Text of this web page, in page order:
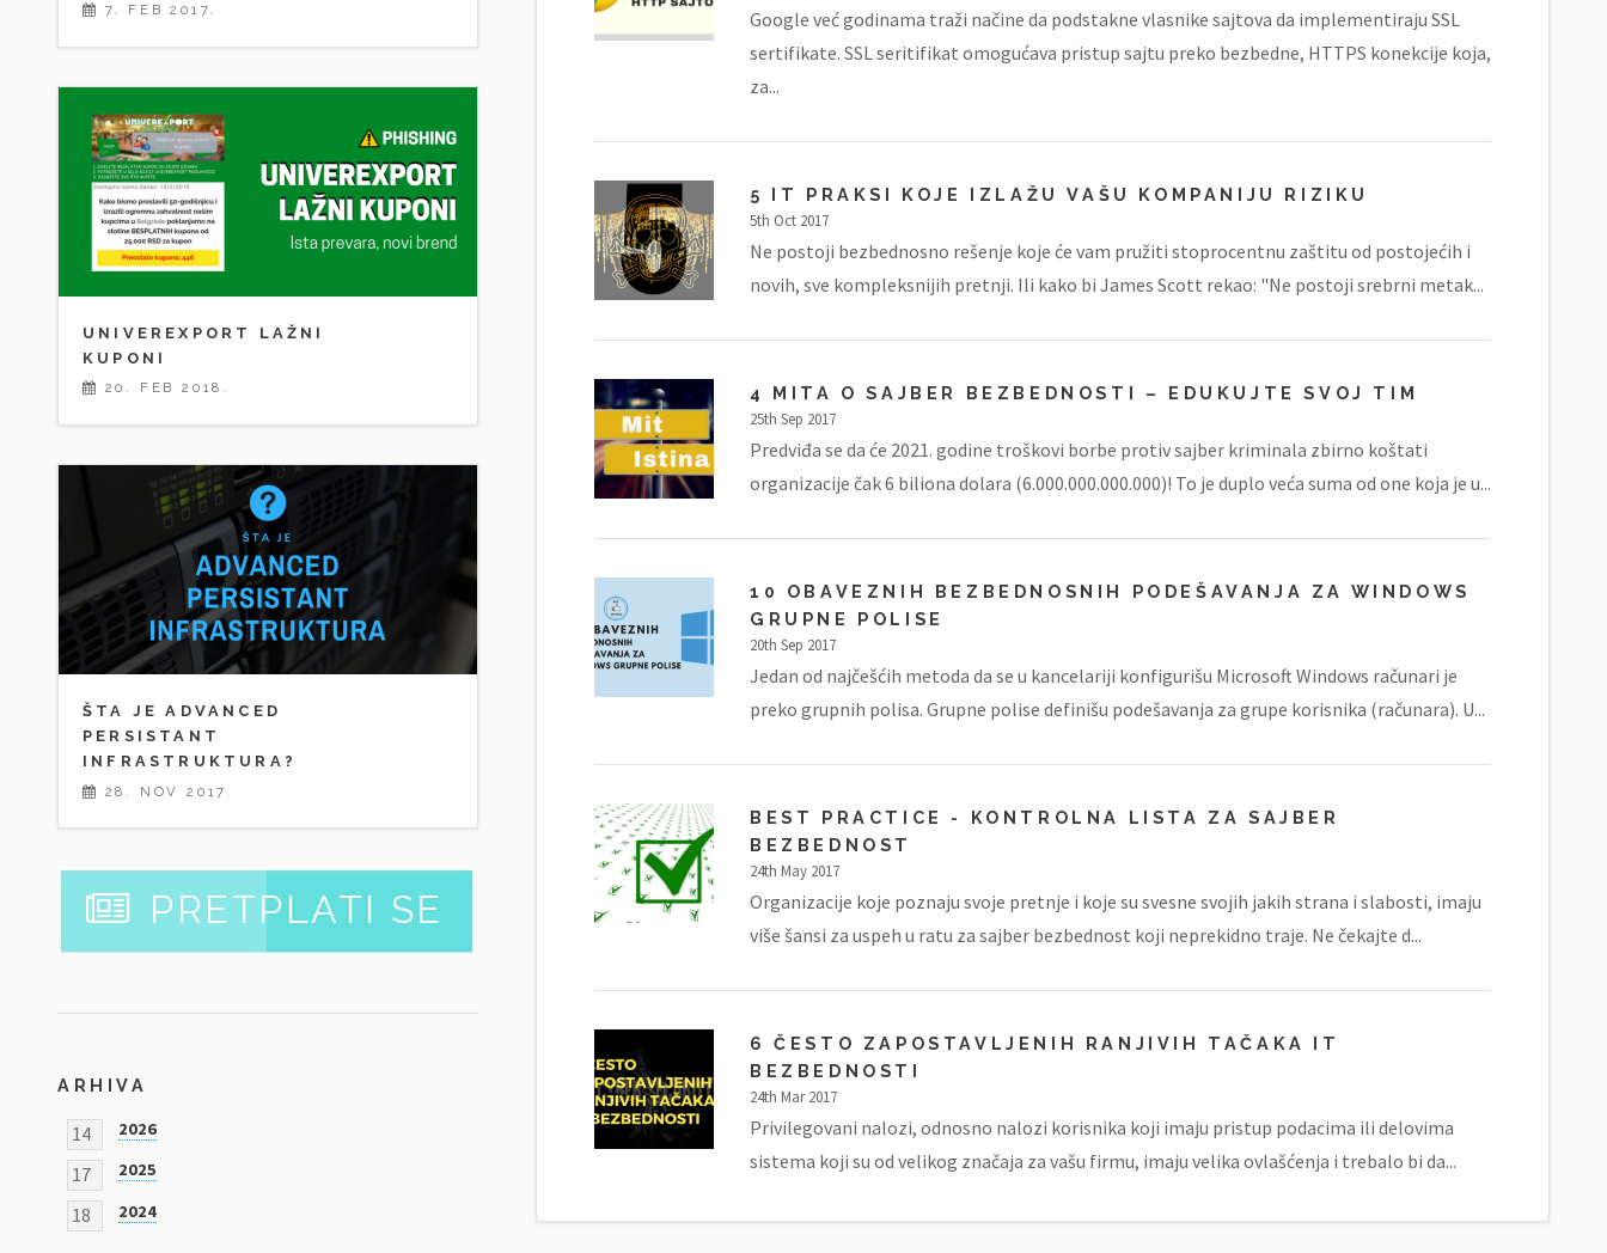
Google već godinama traži načine da podstakne vlasnike sajtova da implementiraju SSL
sertifikate. SSL seritifikat omogućava pristup sajtu preko bezbedne, HTTPS konekcije koja,
za...
5 IT PRAKSI KOJE IZLAŽU VAŠU KOMPANIJU RIZIKU
5th Oct 2017
Ne postoji bezbednosno rešenje koje će vam pružiti stoprocentnu zaštitu od postojećih i
novih, sve kompleksnijih pretnji. Ili kako bi James Scott rekao: "Ne postoji srebrni metak...
4 MITA O SAJBER BEZBEDNOSTI – EDUKUJTE SVOJ TIM
25th Sep 2017
Predviđa se da će 2021. godine troškovi borbe protiv sajber kriminala zbirno koštati
organizacije čak 6 biliona dolara (6.000.000.000.000)! To je duplo veća suma od one koja je u...
10 OBAVEZNIH BEZBEDNOSNIH PODEŠAVANJA ZA WINDOWS
GRUPNE POLISE
20th Sep 2017
Jedan od najčešćih metoda da se u kancelariji konfigurišu Microsoft Windows računari je
preko grupnih polisa. Grupne polise definišu podešavanja za grupe korisnika (računara). U...
BEST PRACTICE - KONTROLNA LISTA ZA SAJBER
BEZBEDNOST
24th May 2017
Organizacije koje poznaju svoje pretnje i koje su svesne svojih jakih strana i slabosti, imaju
više šansi za uspeh u ratu za sajber bezbednost koji neprekidno traje. Ne čekajte d...
6 ČESTO ZAPOSTAVLJENIH RANJIVIH TAČAKA IT
BEZBEDNOSTI
24th Mar 2017
Privilegovani nalozi, odnosno nalozi korisnika koji imaju pristup podacima ili delovima
sistema koji su od velikog značaja za vašu firmu, imaju velika ovlašćenja i trebalo bi da...
7. FEB 2017.
UNIVEREXPORT LAŽNI
KUPONI
20. FEB 2018.
ŠTA JE ADVANCED
PERSISTANT
INFRASTRUKTURA?
28. NOV 2017.
PRETPLATI SE
ARHIVA
14 2026
17 2025
18 2024